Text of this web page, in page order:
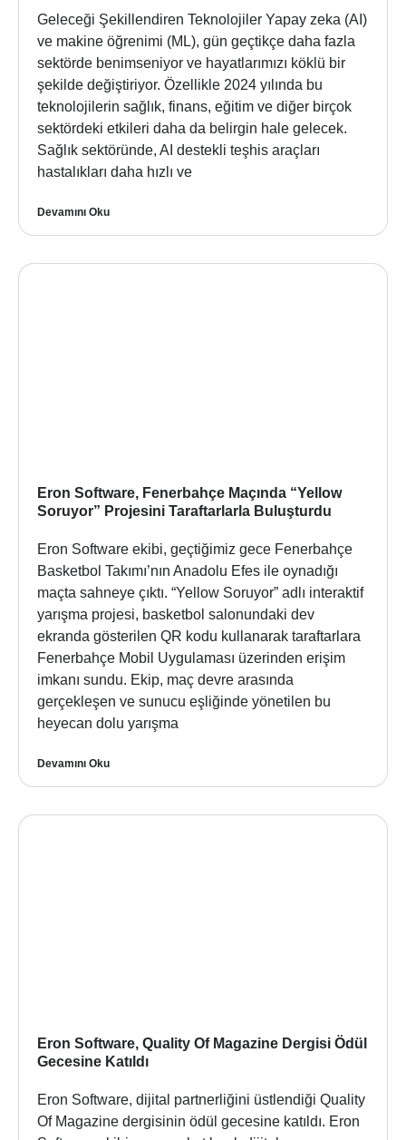
Geleceği Şekillendiren Teknolojiler Yapay zeka (AI)
ve makine öğrenimi (ML), gün geçtikçe daha fazla
sektörde benimseniyor ve hayatlarımızı köklü bir
şekilde değiştiriyor. Özellikle 2024 yılında bu
teknolojilerin sağlık, finans, eğitim ve diğer birçok
sektördeki etkileri daha da belirgin hale gelecek.
Sağlık sektöründe, AI destekli teşhis araçları
hastalıkları daha hızlı ve
Devamını Oku
Eron Software, Fenerbahçe Maçında “Yellow
Soruyor” Projesini Taraftarlarla Buluşturdu
Eron Software ekibi, geçtiğimiz gece Fenerbahçe
Basketbol Takımı’nın Anadolu Efes ile oynadığı
maçta sahneye çıktı. “Yellow Soruyor” adlı interaktif
yarışma projesi, basketbol salonundaki dev
ekranda gösterilen QR kodu kullanarak taraftarlara
Fenerbahçe Mobil Uygulaması üzerinden erişim
imkanı sundu. Ekip, maç devre arasında
gerçekleşen ve sunucu eşliğinde yönetilen bu
heyecan dolu yarışma
Devamını Oku
Eron Software, Quality Of Magazine Dergisi Ödül
Gecesine Katıldı
Eron Software, dijital partnerliğini üstlendiği Quality
Of Magazine dergisinin ödül gecesine katıldı. Eron